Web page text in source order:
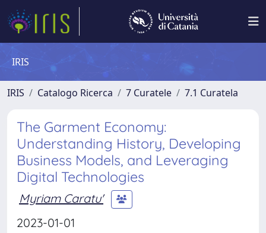
IRIS
IRIS Catalogo Ricerca 7 Curatele 7.1 Curatela
The Garment Economy:
Understanding History, Developing
Business Models, and Leveraging
Digital Technologies
Myriam Caratu'
2023-01-01